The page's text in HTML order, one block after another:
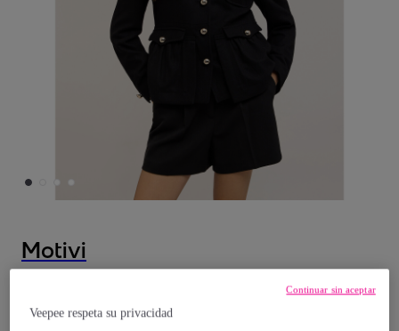
Motivi
Motivi - Chaqueta con fruncidos en paño
de mezcla de lana - Negro
Veepee respeta su privacidad
Continuar sin aceptar